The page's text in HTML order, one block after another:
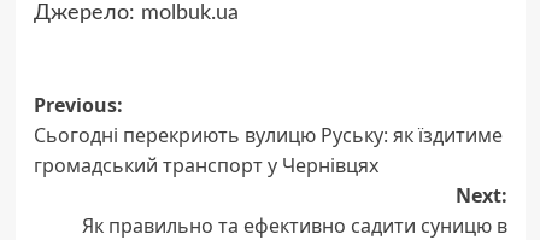
Джерело: molbuk.ua
Post
navigation
Previous:
Сьогодні перекриють вулицю Руську: як їздитиме
громадський транспорт у Чернівцях
Next:
Як правильно та ефективно садити суницю в